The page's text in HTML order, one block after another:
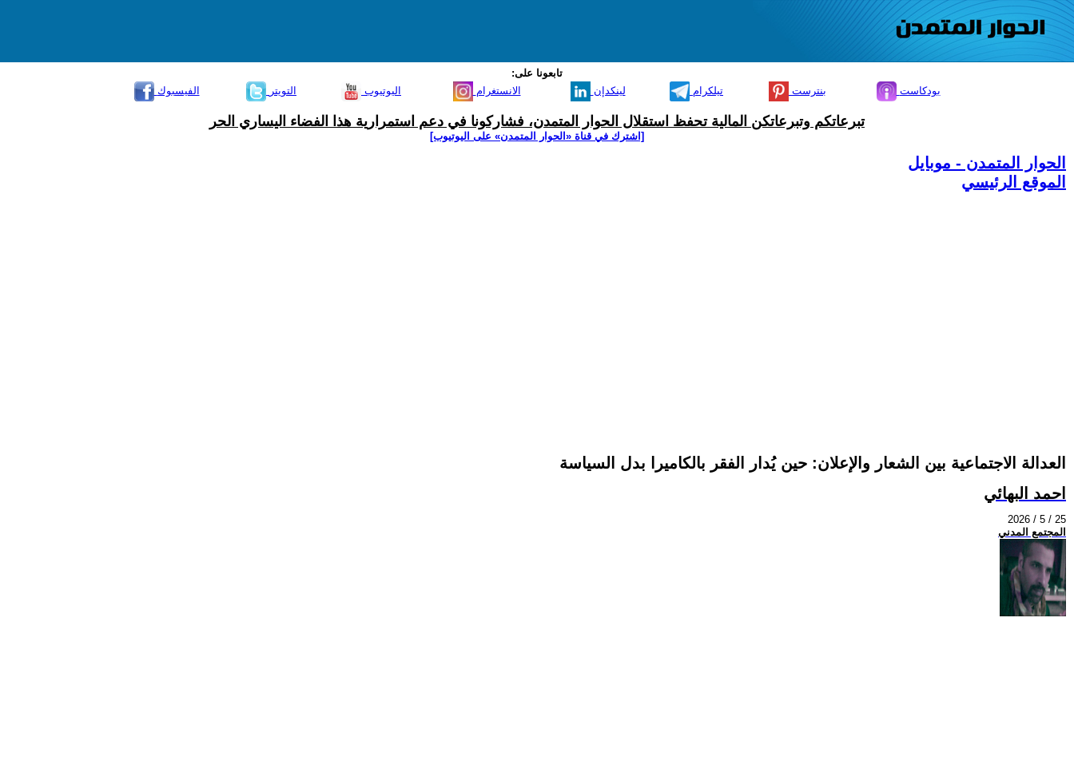
تابعونا على:
الفيسبوك
التويتر اليوتيوب الانستغرام لينكدإن تيلكرام بنترست بودكاست
تبرعاتكم وتبرعاتكن المالية تحفظ استقلال الحوار المتمدن، فشاركونا في دعم استمرارية هذا الفضاء اليساري الحر
[اشترك في قناة ‫«الحوار المتمدن» على اليوتيوب]
الحوار المتمدن - موبايل
الموقع الرئيسي
العدالة الاجتماعية بين الشعار والإعلان: حين يُدار الفقر بالكاميرا بدل السياسة
احمد البهائي
2026 / 5 / 25
المجتمع المدني